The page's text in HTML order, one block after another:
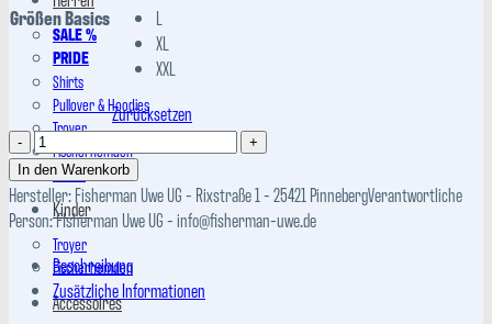
SALE %
PRIDE
Shirts
Pullover & Hoodies
Troyer
Fischerhemden
Hosen
Kinder
Troyer
Fischerhemden
Accessoires
Größen Basics
L
XL
XXL
Zurücksetzen
PRIDE
T-
Shirt-
Kleid
Menge
In den Warenkorb
Hersteller:Fisherman Uwe UG - Rixstraße 1 - 25421 PinnebergVerantwortliche
Person:FIsherman Uwe UG - info@fisherman-uwe.de
Beschreibung
Zusätzliche Informationen